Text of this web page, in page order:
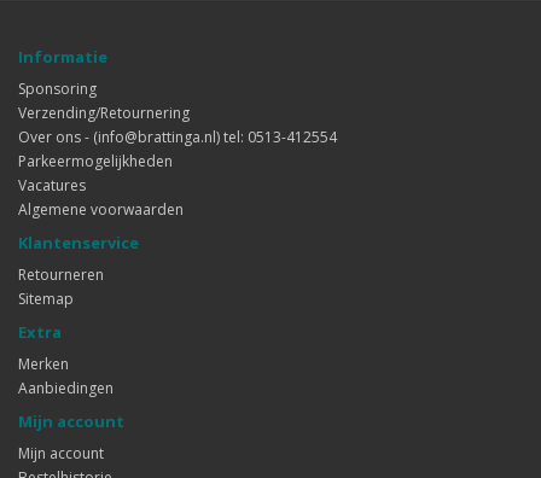
Informatie
Sponsoring
Verzending/Retournering
Over ons - (info@brattinga.nl) tel: 0513-412554
Parkeermogelijkheden
Vacatures
Algemene voorwaarden
Klantenservice
Retourneren
Sitemap
Extra
Merken
Aanbiedingen
Mijn account
Mijn account